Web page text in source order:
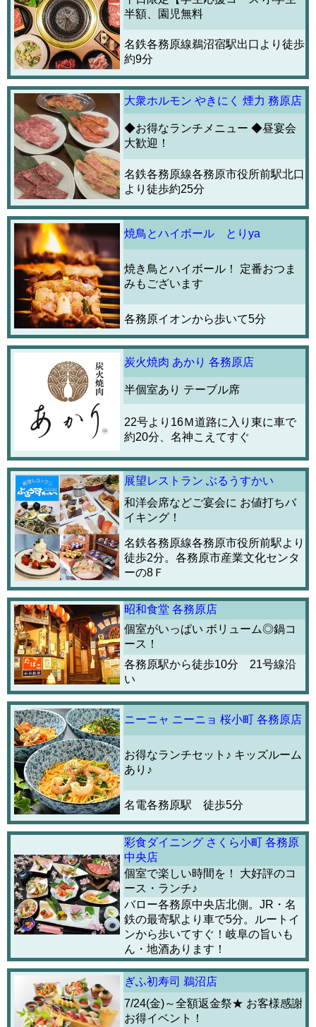
半額、園児無料
名鉄各務原線鵜沼宿駅出口より徒歩
約9分
大衆ホルモン やきにく 煙力 務原店
◆お得なランチメニュー ◆昼宴会
大歓迎！
名鉄各務原線各務原市役所前駅北口
より徒歩約25分
焼鳥とハイボール とりya
焼き鳥とハイボール！ 定番おつま
みもございます
各務原イオンから歩いて5分
炭火焼肉 あかり 各務原店
半個室あり テーブル席
22号より16Ｍ道路に入り東に車で
約20分、名神こえてすぐ
展望レストラン ぶるうすかい
和洋会席などご宴会に お値打ちバ
イキング！
名鉄各務原線各務原市役所前駅より
徒歩2分。各務原市産業文化センタ
ーの8Ｆ
昭和食堂 各務原店
個室がいっぱい ボリューム◎鍋コ
ース！
各務原駅から徒歩10分 21号線沿
い
ニーニャ ニーニョ 桜小町 各務原店
お得なランチセット♪ キッズルーム
あり♪
名電各務原駅 徒歩5分
彩食ダイニング さくら小町 各務原
中央店
個室で楽しい時間を！ 大好評のコ
ース・ランチ♪
バロー各務原中央店北側。JR・名
鉄の最寄駅より車で5分。ルートイ
ンから歩いてすぐ！岐阜の旨いも
ん・地酒あります！
ぎふ初寿司 鵜沼店
7/24(金)～全額返金祭★ お客様感謝
お得イベント！